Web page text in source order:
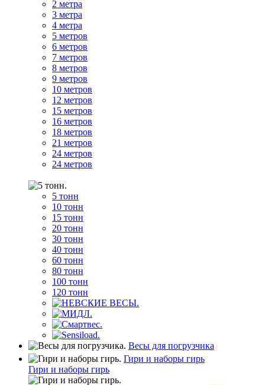
2 метра
3 метра
4 метра
5 метров
6 метров
7 метров
8 метров
9 метров
10 метров
12 метров
15 метров
16 метров
18 метров
21 метров
24 метров
24 метров
5 тонн
10 тонн
15 тонн
20 тонн
30 тонн
40 тонн
60 тонн
80 тонн
100 тонн
120 тонн
Весы для погрузчика
Гири и наборы гирь
Гири и наборы гирь